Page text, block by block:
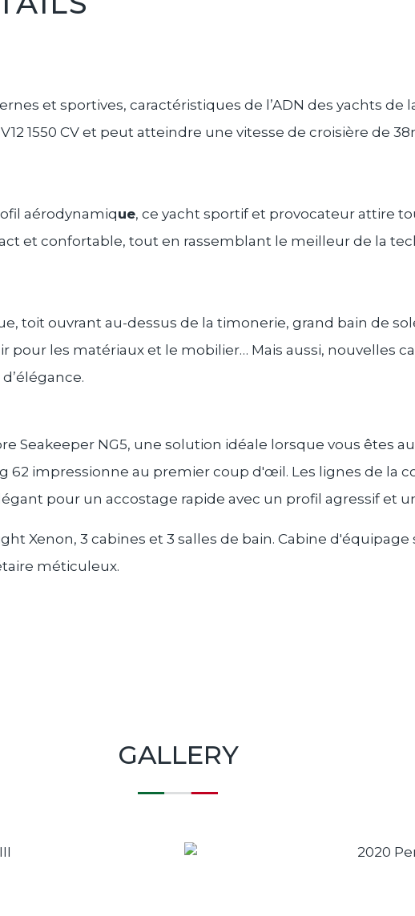
et sportives, caractéristiques de l’ADN des yachts de
1550 CV et peut atteindre une vitesse de croisière de
aérodynamique, ce yacht sportif et provocateur attire
et confortable, tout en rassemblant le meilleur de la
toit ouvrant au-dessus de la timonerie, grand bain de
pour les matériaux et le mobilier… Mais aussi, nouvelles
.
Seakeeper NG5, une solution idéale lorsque vous êtes
62 impressionne au premier coup d'œil. Les lignes de la
pour un accostage rapide avec un profil agressif et
Xenon, 3 cabines et 3 salles de bain. Cabine d'équipage
méticuleux.
GALLERY